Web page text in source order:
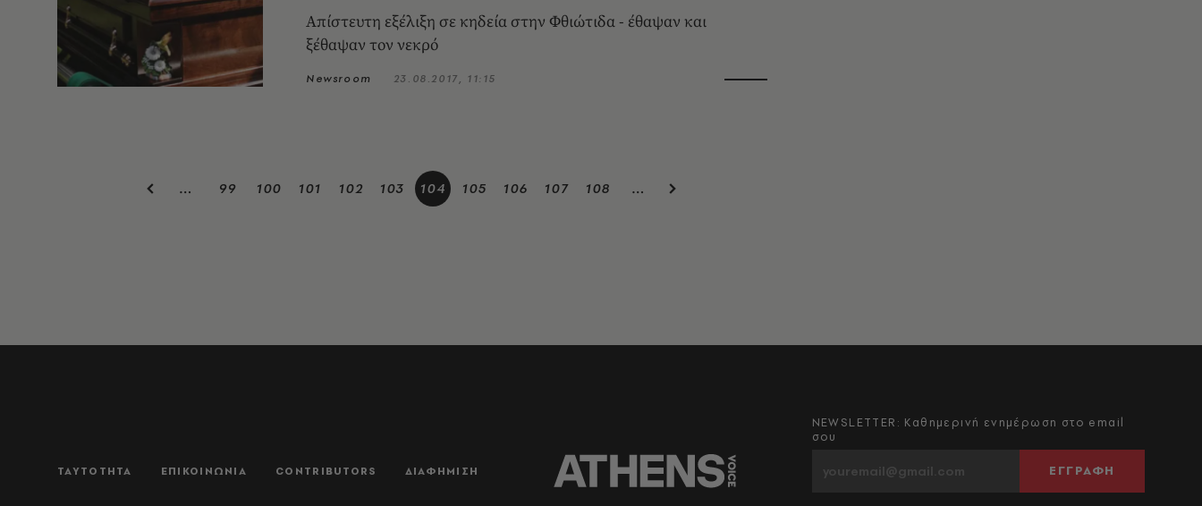
Απίστευτη εξέλιξη σε κηδεία στην Φθιώτιδα - έθαψαν και
ξέθαψαν τον νεκρό
Newsroom 23.08.2017, 11:15
… 99 100 101 102 103 104 105 106 107 108 …
ΤΑΥΤΟΤΗΤΑ ΕΠΙΚΟΙΝΩΝΙΑ CONTRIBUTORS ΔΙΑΦΗΜΙΣΗ
NEWSLETTER: Καθημερινή ενημέρωση στο email
σου
ΕΓΓΡΑΦΗ